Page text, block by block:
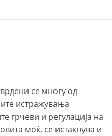
се многу од
истражувања
грчеви и регулација на
моќ, се истакнува и